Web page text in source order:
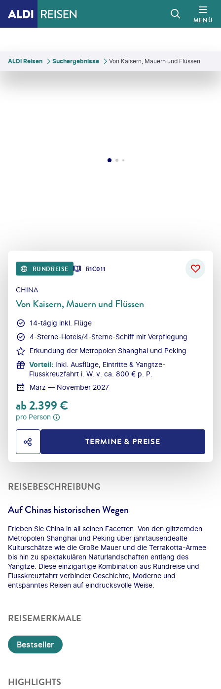
MENÜ
ALDI Reisen Suchergebnisse Von Kaisern, Mauern und Flüssen
RUNDREISE R1C011
CHINA
Von Kaisern, Mauern und Flüssen
14-tägig inkl. Flüge
4-Sterne-Hotels/4-Sterne-Schiff mit Verpflegung
Erkundung der Metropolen Shanghai und Peking
Vorteil: Inkl. Ausflüge, Eintritte & Yangtze-
Flusskreuzfahrt i. W. v. ca. 800 € p. P.
März — November 2027
ab2.399€
pro Person
HOTEL TEILENTERMINE & PREISE
REISEBESCHREIBUNG
Auf Chinas historischen Wegen
Erleben Sie China in all seinen Facetten: Von den glitzernden
Metropolen Shanghai und Peking über jahrtausendealte
Kulturschätze wie die Große Mauer und die Terrakotta-Armee
bis hin zu spektakulären Naturlandschaften entlang des
Yangtze. Diese einzigartige Kombination aus Rundreise und
Flusskreuzfahrt verbindet Geschichte, Moderne und
entspanntes Reisen auf eindrucksvolle Weise.
REISEMERKMALE
Bestseller
HIGHLIGHTS